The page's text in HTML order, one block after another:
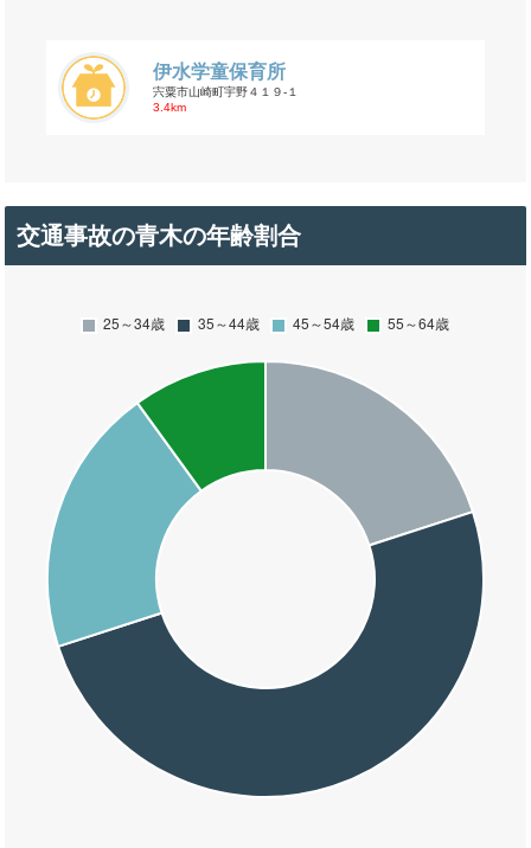
伊水学童保育所
宍粟市山崎町宇野４１９-１
3.4km
交通事故の青木の年齢割合